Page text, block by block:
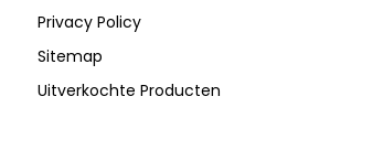
Privacy Policy
Sitemap
Uitverkochte Producten